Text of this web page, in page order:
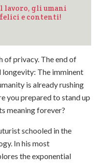
lavoro, gli umani
felici e contenti!
of privacy. The end of
The imminent
is already rushing
you prepared to stand up
meaning forever?
schooled in the
In his most
the exponential